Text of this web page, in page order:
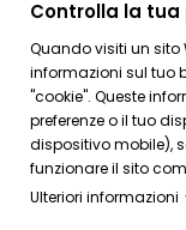
HOME
Controlla la
Quando visiti un sito
informazioni sul tuo
"cookie". Queste
preferenze o il tuo
dispositivo mobile),
funzionare il sito
Ulteriori informazioni